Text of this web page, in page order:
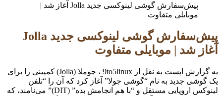
پیش‌سفارش گوشی لینوکسی جدید Jolla آغاز شد |
موبایلی متفاوت
پیش‌سفارش گوشی لینوکسی جدید Jolla
آغاز شد | موبایلی متفاوت
به گزارش اپست به نقل از 9to5linux ، جوملا (Jolla) کمپینی را برای
یک گوشی جدید به نام “گوشی جولا” آغاز کرد که آن را “تلفن
لینوکس اروپایی مستقل و “با هم انجامش بده” (DIT)” می‌نامند، که